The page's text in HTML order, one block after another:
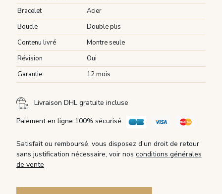
Bracelet
Acier
Boucle
Double plis
Contenu livré
Montre seule
Révision
Oui
Garantie
12 mois
Livraison DHL gratuite incluse
Paiement en ligne 100% sécurisé
Satisfait ou remboursé, vous disposez d’un droit de retour
sans justification nécessaire, voir nos conditions générales
de vente